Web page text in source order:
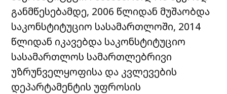
განმწესებამდე, 2006 წლიდან მუშაობდა
საკონსტიტუციო სასამართლოში, 2014
წლიდან იკავებდა საკონსტიტუციო
სასამართლოს სამართლებრივი
უზრუნველყოფისა და კვლევების
დეპარტამენტის უფროსის